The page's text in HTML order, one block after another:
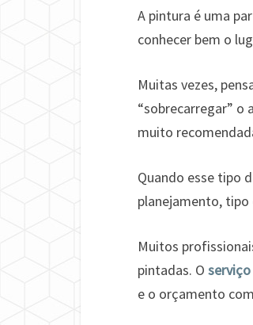
A pintura é uma
conhecer bem o
Muitas vezes,
“sobrecarregar” o
muito
Quando esse tipo
planejamento,
Muitos
pintadas. O
e o orçamento